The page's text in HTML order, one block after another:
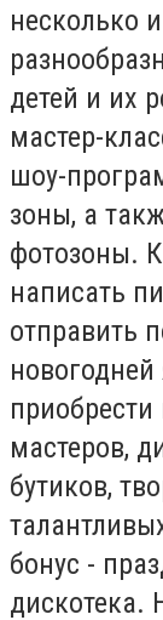
несколько
детей и их
мастер-
шоу-
зоны, а
фотозоны.
написать
отправить
мастеров,
бутиков,
бонус -
дискотека.